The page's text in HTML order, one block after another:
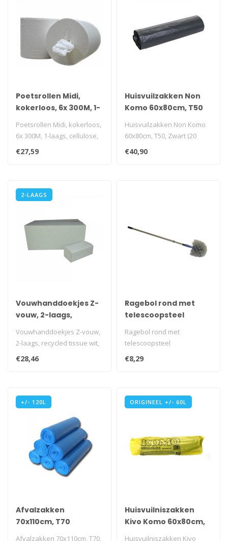
Poetsrollen Midi,
kokerloos, 6x 300M, 1-
laags, cellulose, wit,
geperforeerd
Poetsrollen Midi, kokerloos,
6x 300M, 1-laags, cellulose,
wit, geperforeerd
€27,59
Huisvuilzakken Non
Komo 60x80cm, T50
Huisvuilzakken Non Komo
60x80cm, T50, Zwart (20
rollen)
€40,90
2-LAAGS
Vouwhanddoekjes Z-
vouw, 2-laags,
3200 stuks
Vouwhanddoekjes Z-vouw,
2-laags, recycled tissue wit,
3200 stuks
i.v.m. transpo..
€28,46
Ragebol rond met
telescoopsteel
Ragebol rond met
telescoopsteel
€8,29
+/- 120L
Afvalzakken
70x110cm, T70
Afvalzakken 70x110cm, T70,
ORIGINEEL +/- 60L
Huisvuilniszakken
Kivo Komo 60x80cm,
Huisvuilniszakken Kivo